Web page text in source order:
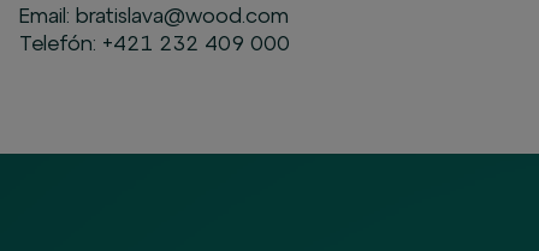
Email: bratislava@wood.com
Telefón: +421 232 409 000